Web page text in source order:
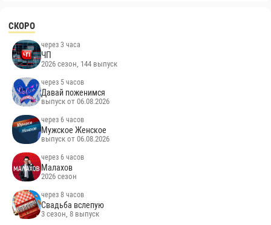
СКОРО
через 3 часа
ЧП
2026 сезон, 144 выпуск
через 5 часов
Давай поженимся
выпуск от 06.08.2026
через 6 часов
Мужское Женское
выпуск от 06.08.2026
через 6 часов
Малахов
2026 сезон
через 8 часов
Свадьба вслепую
3 сезон, 8 выпуск